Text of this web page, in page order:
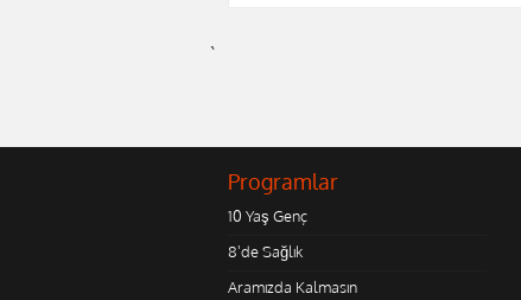
`
Programlar
10 Yaş Genç
8'de Sağlık
Aramızda Kalmasın